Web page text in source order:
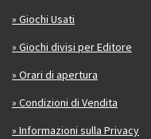
» Giochi Usati
» Giochi divisi per Editore
» Orari di apertura
» Condizioni di Vendita
» Informazioni sulla Privacy